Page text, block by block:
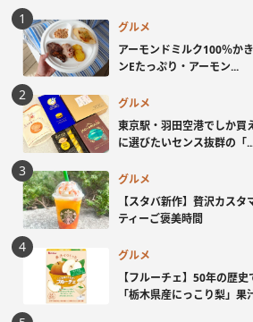
グルメ
アーモンドミルク100％か
ンEたっぷり・アーモン...
グルメ
東京駅・羽田空港でしか
に選びたいセンス抜群の「
グルメ
【スタバ新作】贅沢カス
ティーご褒美時間
グルメ
【フルーチェ】50年の歴
「栃木県産にっこり梨」果